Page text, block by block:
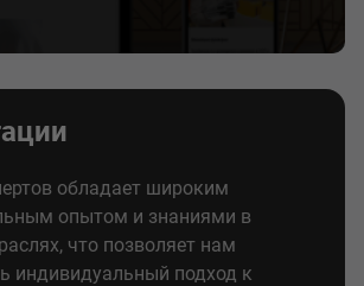
обладает широким
опытом и знаниями в
что позволяет нам
индивидуальный подход к